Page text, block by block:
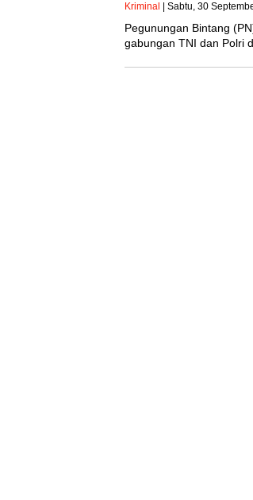
Kriminal | Sabtu, 30
Pegunungan Bintang
gabungan TNI dan Polri